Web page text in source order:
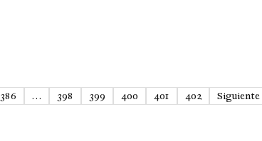
386 … 398 399 400 401 402 Siguiente